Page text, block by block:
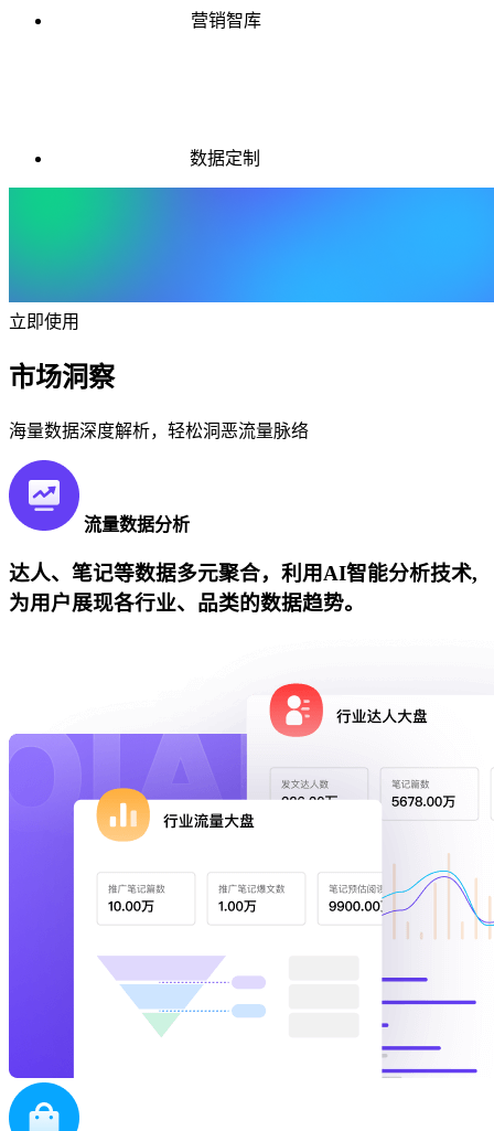
营销智库
数据定制
立即使用
市场洞察
海量数据深度解析，轻松洞恶流量脉络
流量数据分析
达人、笔记等数据多元聚合，利用AI智能分析技术,
为用户展现各行业、品类的数据趋势。